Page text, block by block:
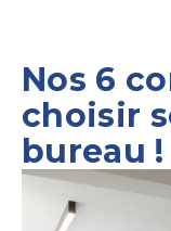
Nos 6
choisir
bureau !